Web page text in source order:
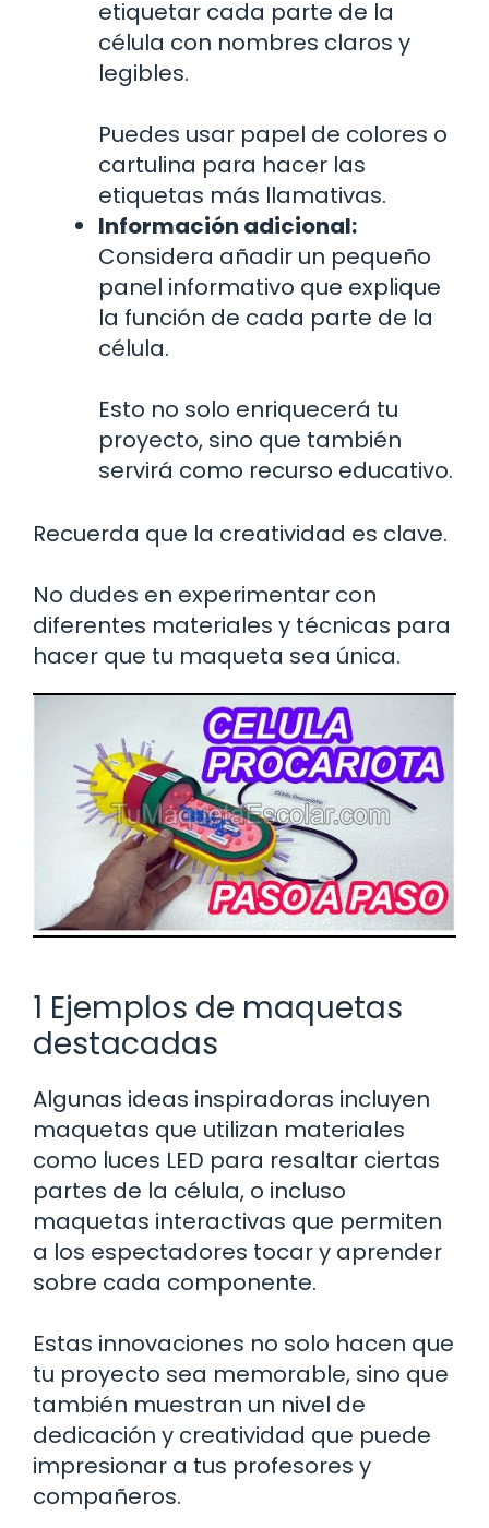
etiquetar cada parte de la
célula con nombres claros y
legibles.
Puedes usar papel de colores o
cartulina para hacer las
etiquetas más llamativas.
Información adicional:
Considera añadir un pequeño
panel informativo que explique
la función de cada parte de la
célula.
Esto no solo enriquecerá tu
proyecto, sino que también
servirá como recurso educativo.
Recuerda que la creatividad es clave.
No dudes en experimentar con
diferentes materiales y técnicas para
hacer que tu maqueta sea única.
1 Ejemplos de maquetas
destacadas
Algunas ideas inspiradoras incluyen
maquetas que utilizan materiales
como luces LED para resaltar ciertas
partes de la célula, o incluso
maquetas interactivas que permiten
a los espectadores tocar y aprender
sobre cada componente.
Estas innovaciones no solo hacen que
tu proyecto sea memorable, sino que
también muestran un nivel de
dedicación y creatividad que puede
impresionar a tus profesores y
compañeros.